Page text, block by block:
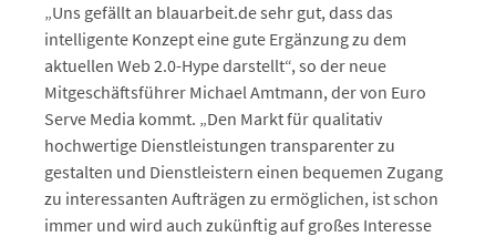
„Uns gefällt an blauarbeit.de sehr gut, dass das
intelligente Konzept eine gute Ergänzung zu dem
aktuellen Web 2.0-Hype darstellt“, so der neue
Mitgeschäftsführer Michael Amtmann, der von Euro
Serve Media kommt. „Den Markt für qualitativ
hochwertige Dienstleistungen transparenter zu
gestalten und Dienstleistern einen bequemen Zugang
zu interessanten Aufträgen zu ermöglichen, ist schon
immer und wird auch zukünftig auf großes Interesse